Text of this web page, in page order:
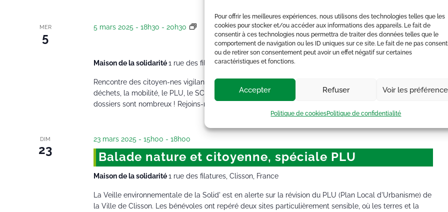
Pour offrir les meilleures expériences, nous utilisons des technologies telles que les
cookies pour stocker et/ou accéder aux informations des appareils. Le fait de
consentir à ces technologies nous permettra de traiter des données telles que le
comportement de navigation ou les ID uniques sur ce site. Le fait de ne pas
ou de retirer son consentement peut avoir un effet négatif sur certaines
caractéristiques et fonctions.
Accepter Refuser Voir les
Politique de cookiesPolitique de confidentialité
MER
5
5 mars 2025 - 18h30 -20h30 Réunion veille environnementale
Réunion veille environnementale
Maison de la solidarité1 rue des filatures, Clisson, France
Rencontre des citoyen-nes vigilant-es de La Solid', qui travaillent sur des dossiers en lien avec les
déchets, la mobilité, le PLU, le SCOT, le végétal en ville, les pollutions, qualité de l'eau et de l'air... Les
dossiers sont nombreux ! Rejoins-nous !
DIM
23
23 mars 2025 - 15h00 -18h00
Balade nature et citoyenne, spéciale PLU
Maison de la solidarité1 rue des filatures, Clisson, France
La Veille environnementale de la Solid' est en alerte sur la révision du PLU (Plan Local d'Urbanisme) de
la Ville de Clisson. Les bénévoles ont repéré deux sites particulièrement sensible, où les terres et la